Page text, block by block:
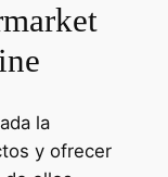
la
y ofrecer